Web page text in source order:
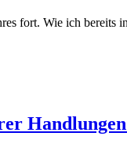
fort. Wie ich